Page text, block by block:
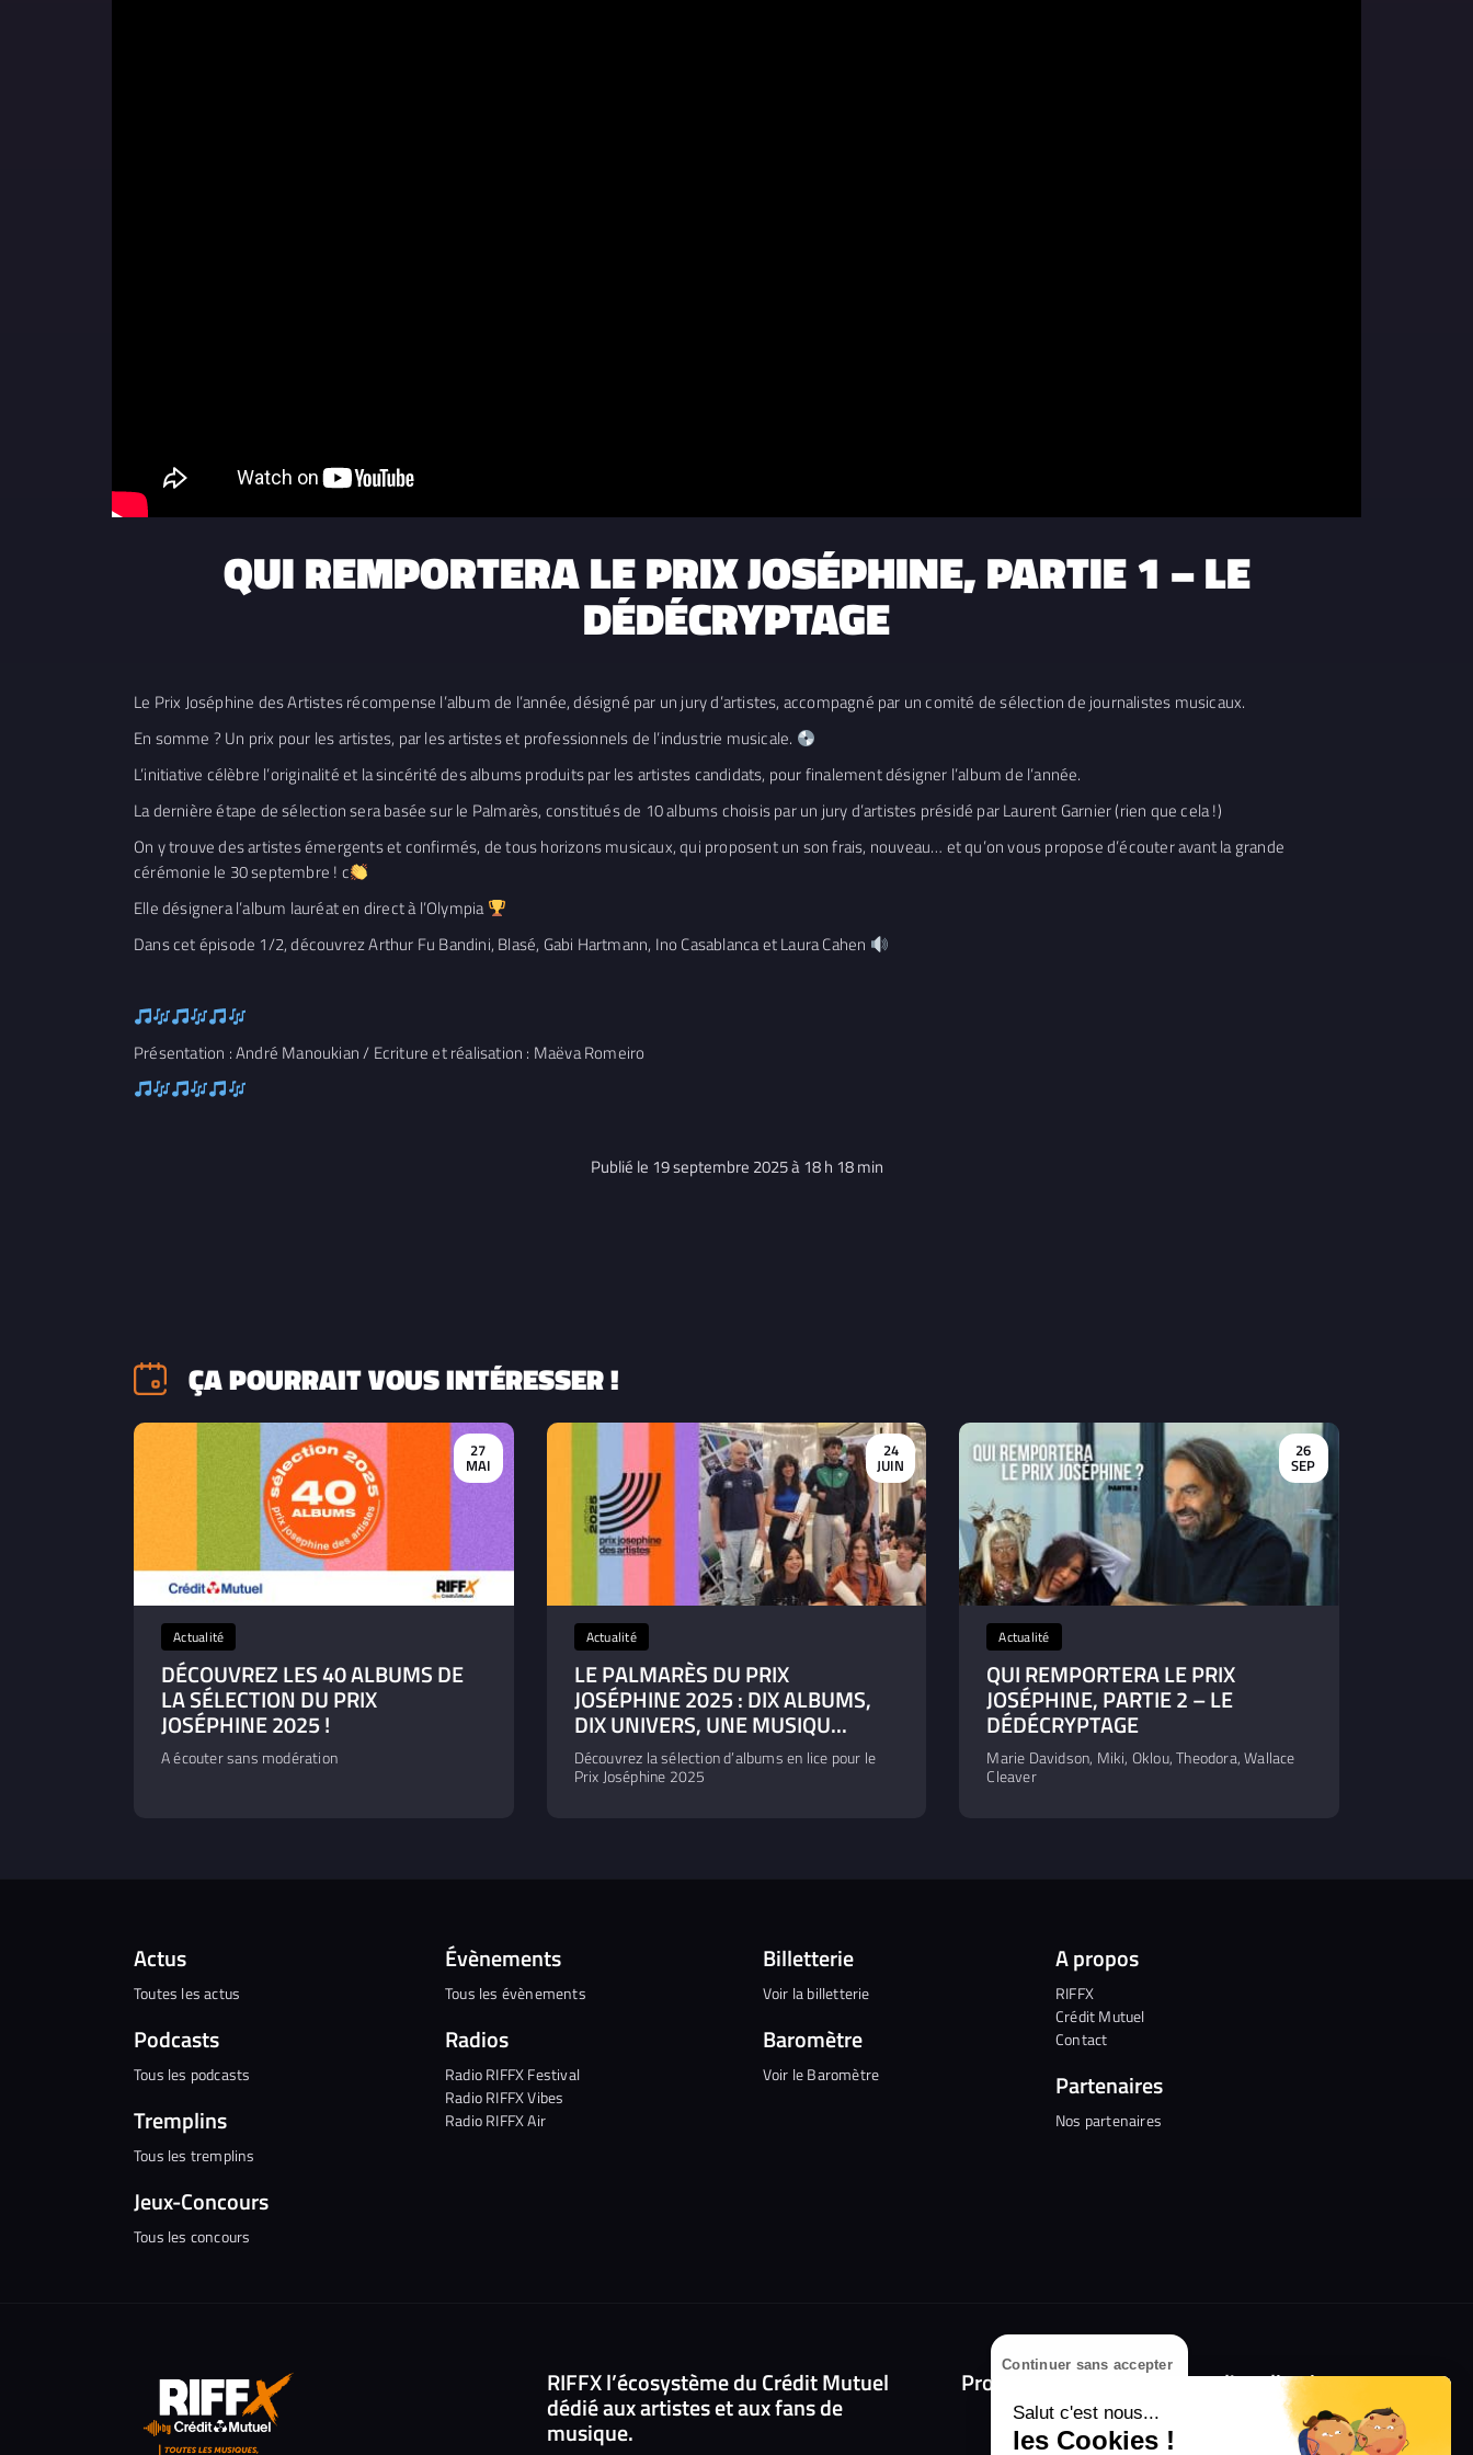
Continuer sans accepter
Salut c'est nous...
les Cookies !
QUI REMPORTERA LE PRIX JOSÉPHINE, PARTIE 1 – LE
DÉDÉCRYPTAGE
Le Prix Joséphine des Artistes récompense l’album de l’année, désigné par un jury d’artistes, accompagné par un comité de sélection de journalistes musicaux.
En somme ? Un prix pour les artistes, par les artistes et professionnels de l’industrie musicale.
L’initiative célèbre l’originalité et la sincérité des albums produits par les artistes candidats, pour finalement désigner l’album de l’année.
La dernière étape de sélection sera basée sur le Palmarès, constitués de 10 albums choisis par un jury d’artistes présidé par Laurent Garnier (rien que cela !)
On y trouve des artistes émergents et confirmés, de tous horizons musicaux, qui proposent un son frais, nouveau… et qu’on vous propose d’écouter avant la grande
cérémonie le 30 septembre ! c
Elle désignera l’album lauréat en direct à l’Olympia
Dans cet épisode 1/2, découvrez Arthur Fu Bandini, Blasé, Gabi Hartmann, Ino Casablanca et Laura Cahen
Présentation : André Manoukian / Ecriture et réalisation : Maëva Romeiro
Publié le 19 septembre 2025 à 18 h 18 min
ÇA POURRAIT VOUS INTÉRESSER !
27
MAI
Actualité
DÉCOUVREZ LES 40 ALBUMS DE
LA SÉLECTION DU PRIX
JOSÉPHINE 2025 !
A écouter sans modération
24
JUIN
Actualité
LE PALMARÈS DU PRIX
JOSÉPHINE 2025 : DIX ALBUMS,
DIX UNIVERS, UNE MUSIQU...
Découvrez la sélection d’albums en lice pour le
Prix Joséphine 2025
26
SEP
Actualité
QUI REMPORTERA LE PRIX
JOSÉPHINE, PARTIE 2 – LE
DÉDÉCRYPTAGE
Marie Davidson, Miki, Oklou, Theodora, Wallace
Cleaver
Actus
Toutes les actus
Podcasts
Tous les podcasts
Tremplins
Tous les tremplins
Jeux-Concours
Tous les concours
Évènements
Tous les évènements
Radios
Radio RIFFX Festival
Radio RIFFX Vibes
Radio RIFFX Air
Billetterie
Voir la billetterie
Baromètre
Voir le Baromètre
A propos
RIFFX
Crédit Mutuel
Contact
Partenaires
Nos partenaires
RIFFX l’écosystème du Crédit Mutuel
dédié aux artistes et aux fans de
musique.
Prolongez l'expérience avec l'application
RIFFX !
Disponible sur l'App Store et Google Play